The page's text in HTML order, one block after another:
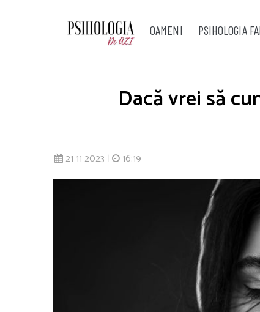
OAMENI PSIHOLOGIA
Dacă vrei să
21 11 2023 16:19